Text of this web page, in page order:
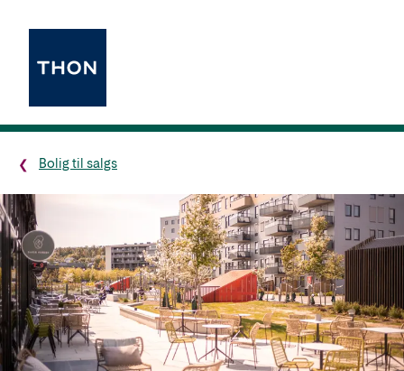
Bolig til salgs